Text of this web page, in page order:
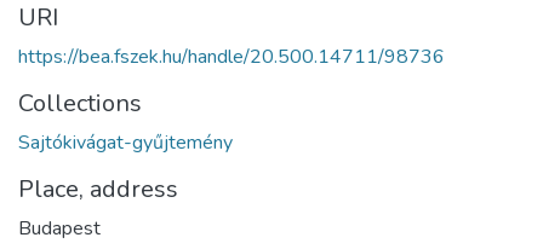
URI
https://bea.fszek.hu/handle/20.500.14711/98736
Collections
Sajtókivágat-gyűjtemény
Place, address
Budapest